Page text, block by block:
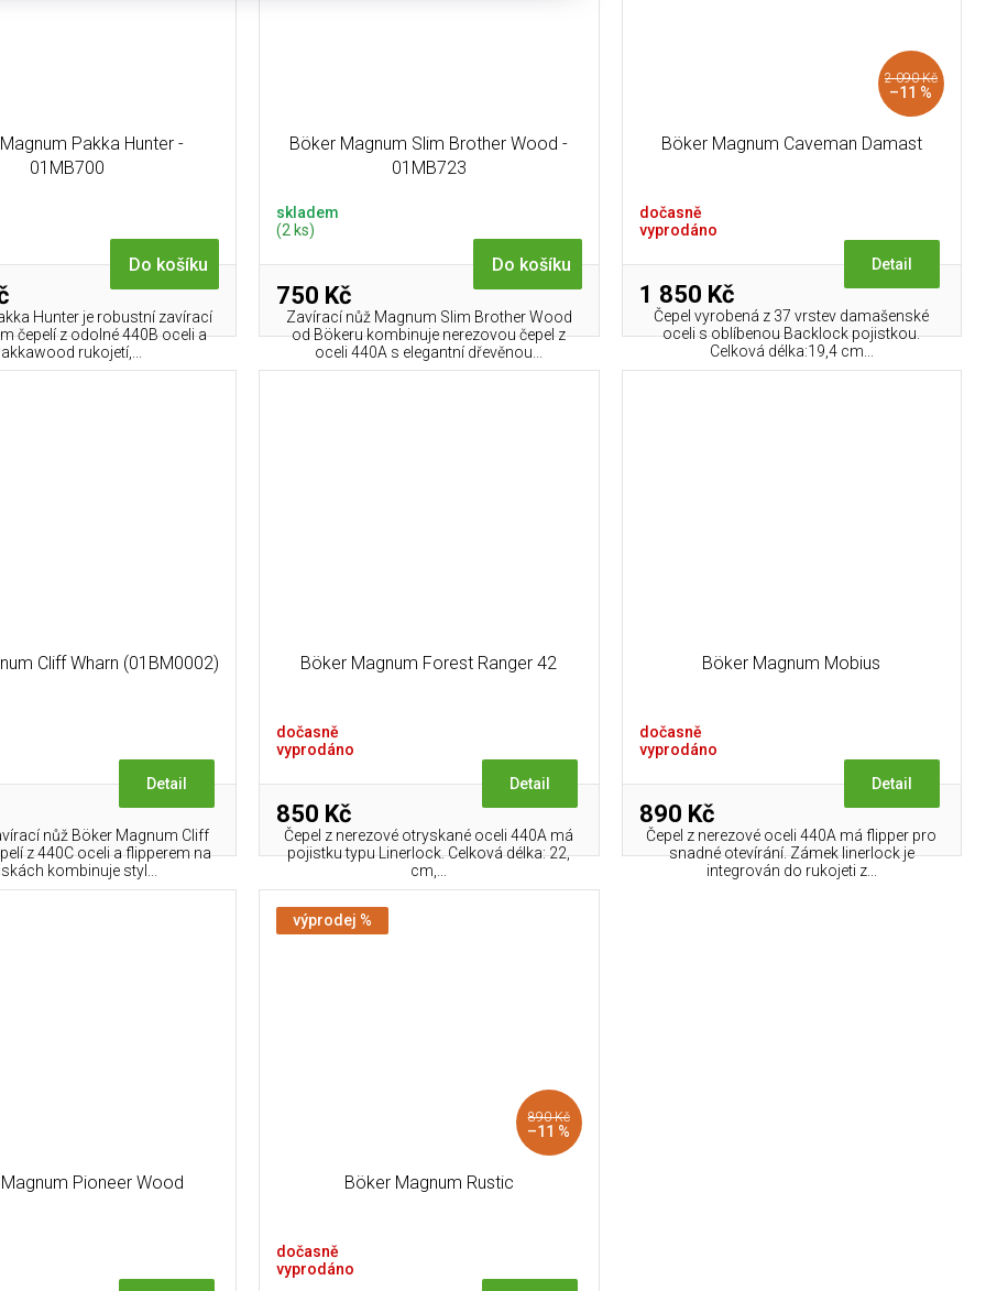
Pakka Hunter -
01MB700
Do košíku
Hunter je robustní zavírací
čepelí z odolné 440B oceli a
rukojetí,...
Böker Magnum Slim Brother Wood -
01MB723
skladem
(2 ks)
750 Kč
Do košíku
Zavírací nůž Magnum Slim Brother Wood
od Bökeru kombinuje nerezovou čepel z
oceli 440A s elegantní dřevěnou...
2 090 Kč
–11 %
Böker Magnum Caveman Damast
dočasně
vyprodáno
1 850 Kč
Detail
Čepel vyrobená z 37 vrstev damašenské
oceli s oblíbenou Backlock pojistkou.
Celková délka:19,4 cm...
Cliff Wharn (01BM0002)
Detail
nůž Böker Magnum Cliff
z 440C oceli a flipperem na
kombinuje styl...
Böker Magnum Forest Ranger 42
dočasně
vyprodáno
850 Kč
Detail
Čepel z nerezové otryskané oceli 440A má
pojistku typu Linerlock. Celková délka: 22,
cm,...
Böker Magnum Mobius
dočasně
vyprodáno
890 Kč
Detail
Čepel z nerezové oceli 440A má flipper pro
snadné otevírání. Zámek linerlock je
integrován do rukojeti z...
Pioneer Wood
výprodej %
890 Kč
–11 %
Böker Magnum Rustic
dočasně
vyprodáno